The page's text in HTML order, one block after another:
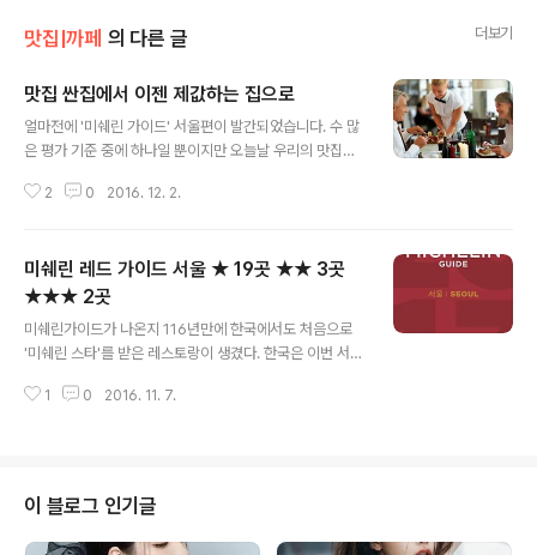
맛집|까페 의 다른 글 더보기
맛집 싼집에서 이젠 제값하는 집으로
얼마전에 '미쉐린 가이드' 서울편이 발간되었습니다. 수 많
은 평가 기준 중에 하나일 뿐이지만 오늘날 우리의 맛집에
니다. 비싼 것은 무조건 나쁜 것이 아닙니다. 또한 단지 배
앙되는 듯 합니다. 값어치에 대한 고려가 부족한게 아닌가
싶습니다. 최대한 합당한 재료, 최선치로 끌어낸 맛, 편리한
위치와 주차시설, 멋진 인테리어와 배려 깊은 서비스가 모
두 음식의 값어치를 이루는 것들입니다. 가성비는 그 모두
은 서로 얽히고 엮여 돌아갑니다. 앞으로 음식점을 고를 때
2 0 2016. 12. 2.
미쉐린 레드 가이드 서울 ★ 19곳 ★★ 3곳
★★★ 2곳
미쉐린가이드가 나온지 116년만에 한국에서도 처음으로
'미쉐린 스타'를 받은 레스토랑이 생겼다. 한국은 이번 서울
슐랭 가이드 발간 국가가 됐다. 이번 서울편 가이드에는 아
즌스 호텔 유 유안다이닝 인 스페이스밍글스발우공양리스
토란테 에오정식당이십사절기진진알라 프리마큰기와집스
와니예비채나보름쇠보트르 메종제로 컴플렉스코지마품하
1 0 2016. 11. 7.
이 블로그 인기글